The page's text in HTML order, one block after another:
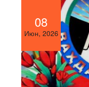
08
Июн, 2026